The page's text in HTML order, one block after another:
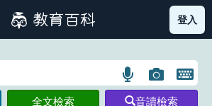
筆畫索引圖示 部首索引表圖示
登入
語
言
圖
片
開
全文檢索 音讀檢索